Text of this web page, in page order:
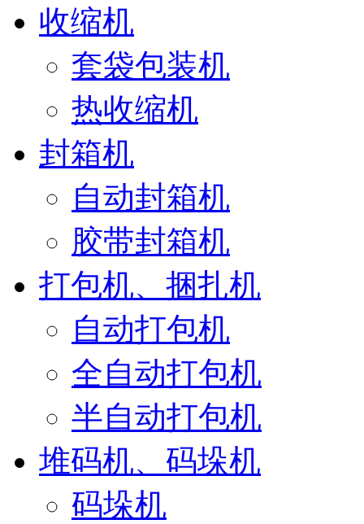
收缩机
套袋包装机
热收缩机
封箱机
自动封箱机
胶带封箱机
打包机、捆扎机
自动打包机
全自动打包机
半自动打包机
堆码机、码垛机
码垛机